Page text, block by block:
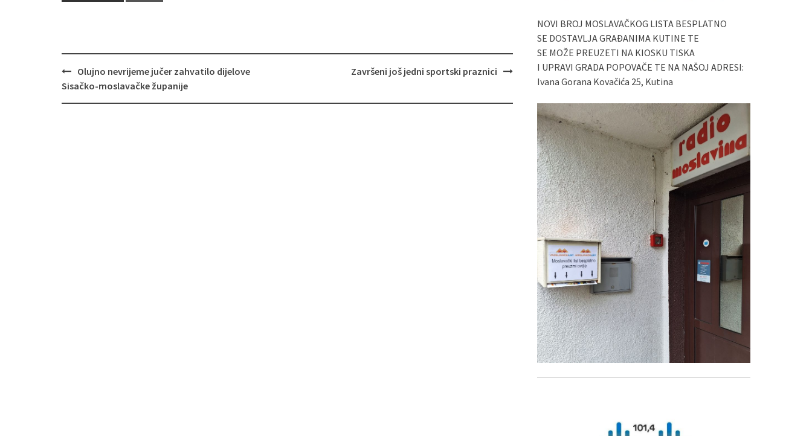
Navigacija
Olujno nevrijeme jučer zahvatilo dijelove
Sisačko-moslavačke županije
Završeni još jedni sportski praznici
NOVI BROJ MOSLAVAČKOG LISTA BESPLATNO
SE DOSTAVLJA GRAĐANIMA KUTINE TE
SE MOŽE PREUZETI NA KIOSKU TISKA
I UPRAVI GRADA POPOVAČE TE NA NAŠOJ ADRESI:
Ivana Gorana Kovačića 25, Kutina